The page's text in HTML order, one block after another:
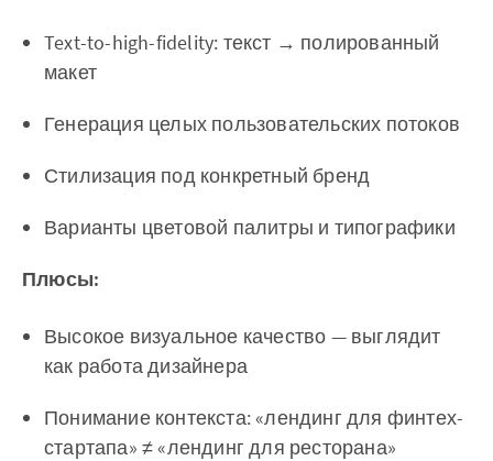
Text-to-high-fidelity: текст → полированный
макет
Генерация целых пользовательских потоков
Стилизация под конкретный бренд
Варианты цветовой палитры и типографики
Плюсы:
Высокое визуальное качество — выглядит
как работа дизайнера
Понимание контекста: «лендинг для финтех-
стартапа» ≠ «лендинг для ресторана»